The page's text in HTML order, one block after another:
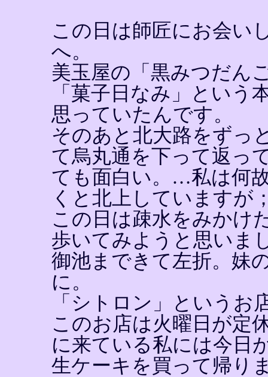
この日は師匠にお会い
へ。
美玉屋の「黒みつだん
「菓子日なみ」という
思っていたんです。
そのあと北大路をずっ
て烏丸通を下って返っ
ても面白い。…私は何
くと北上していますが
この日は疎水をみかけ
歩いてみようと思いま
御池まできて左折。妹
に。
「シトロン」というお
このお店は火曜日が定
に来ている私には今日
生ケーキを買って帰り